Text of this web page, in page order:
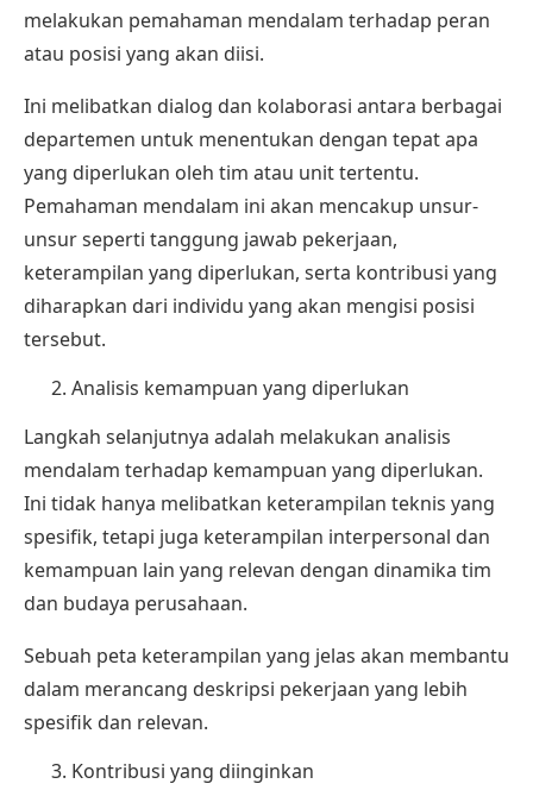
melakukan pemahaman mendalam terhadap peran
atau posisi yang akan diisi.
Ini melibatkan dialog dan kolaborasi antara berbagai
departemen untuk menentukan dengan tepat apa
yang diperlukan oleh tim atau unit tertentu.
Pemahaman mendalam ini akan mencakup unsur-
unsur seperti tanggung jawab pekerjaan,
keterampilan yang diperlukan, serta kontribusi yang
diharapkan dari individu yang akan mengisi posisi
tersebut.
Analisis kemampuan yang diperlukan
Langkah selanjutnya adalah melakukan analisis
mendalam terhadap kemampuan yang diperlukan.
Ini tidak hanya melibatkan keterampilan teknis yang
spesifik, tetapi juga keterampilan interpersonal dan
kemampuan lain yang relevan dengan dinamika tim
dan budaya perusahaan.
Sebuah peta keterampilan yang jelas akan membantu
dalam merancang deskripsi pekerjaan yang lebih
spesifik dan relevan.
Kontribusi yang diinginkan